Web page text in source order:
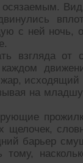
с ней ночь,
взгляда
исходящий
на
щелочек,
барьер